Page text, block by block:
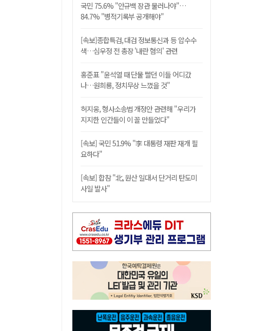
국민 75.6% "안규백 장관 물러나야"…
84.7% "병적기록부 공개해야"
[속보]종합특검, 대검 정보통신과 등 압수수
색…심우정 전 총장 '내란 혐의' 관련
홍준표 "윤석열 때 단물 빨던 이들 어디갔
나…원희룡, 정치무상 느꼈을 것"
허지웅, 형사소송법 개정안 관련해 "우리가
지지한 인간들이 이 꼴 만들었다"
[속보] 국민 51.9% "李 대통령 재판 재개 필
요하다"
[속보] 합참 "北, 원산 일대서 단거리 탄도미
사일 발사"